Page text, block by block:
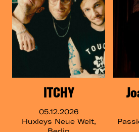
ITCHY
05.12.2026
Huxleys Neue Welt,